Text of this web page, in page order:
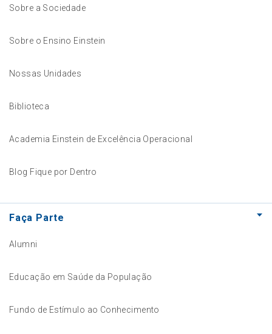
Sobre a Sociedade
Sobre o Ensino Einstein
Nossas Unidades
Biblioteca
Academia Einstein de Excelência Operacional
Blog Fique por Dentro
Faça Parte
Alumni
Educação em Saúde da População
Fundo de Estímulo ao Conhecimento